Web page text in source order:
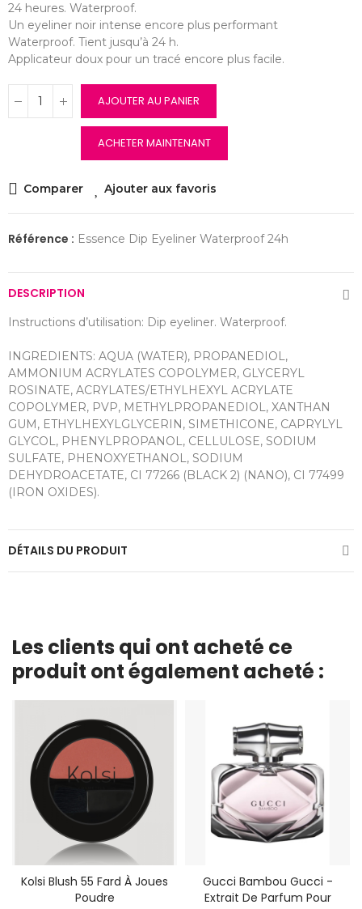
24 heures. Waterproof.
Un eyeliner noir intense encore plus performant
Waterproof. Tient jusqu’à 24 h.
Applicateur doux pour un tracé encore plus facile.
AJOUTER AU PANIER
ACHETER MAINTENANT
Comparer Ajouter aux favoris
Référence : Essence Dip Eyeliner Waterproof 24h
DESCRIPTION
Instructions d’utilisation: Dip eyeliner. Waterproof.
INGREDIENTS: AQUA (WATER), PROPANEDIOL,
AMMONIUM ACRYLATES COPOLYMER, GLYCERYL
ROSINATE, ACRYLATES/ETHYLHEXYL ACRYLATE
COPOLYMER, PVP, METHYLPROPANEDIOL, XANTHAN
GUM, ETHYLHEXYLGLYCERIN, SIMETHICONE, CAPRYLYL
GLYCOL, PHENYLPROPANOL, CELLULOSE, SODIUM
SULFATE, PHENOXYETHANOL, SODIUM
DEHYDROACETATE, CI 77266 (BLACK 2) (NANO), CI 77499
(IRON OXIDES).
DÉTAILS DU PRODUIT
Les clients qui ont acheté ce
produit ont également acheté :
Kolsi Blush 55 Fard À Joues
Poudre
Gucci Bambou Gucci -
Extrait De Parfum Pour